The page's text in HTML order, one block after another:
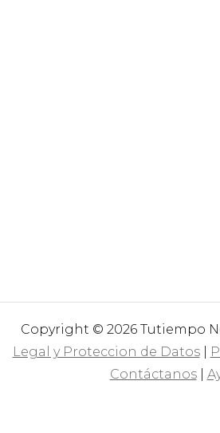
Copyright © 2026 Tutiempo
Legal y Proteccion de Datos|
Contáctanos|